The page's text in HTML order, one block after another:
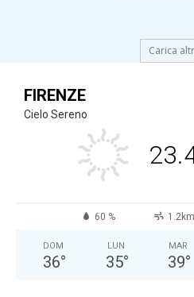
Carica
FIRENZE
Cielo Sereno
60 %
DOM
36°
LUN
35°
MAR
39°